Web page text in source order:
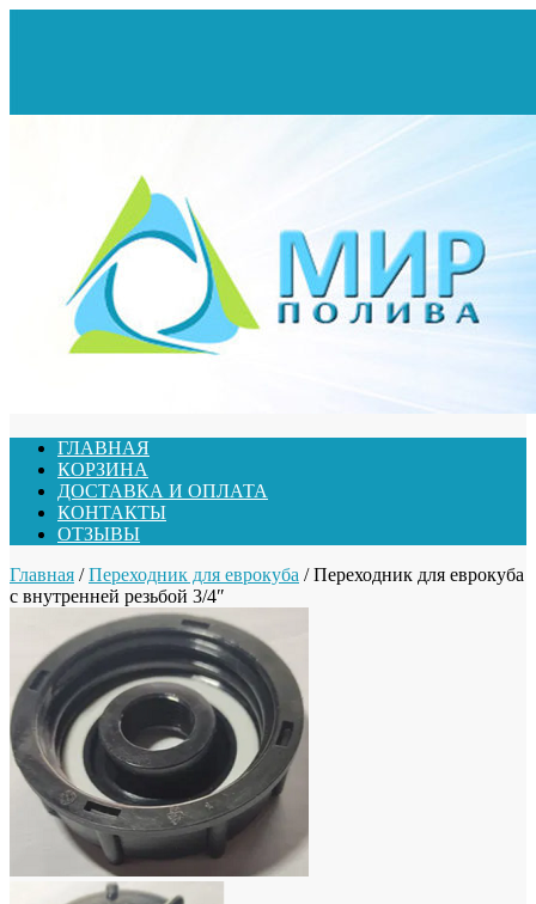
ГЛАВНАЯ
КОРЗИНА
ДОСТАВКА И ОПЛАТА
КОНТАКТЫ
ОТЗЫВЫ
Главная /Переходник для еврокуба / Переходник для еврокуба
с внутренней резьбой 3/4″